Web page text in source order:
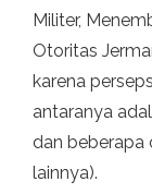
Militer,
Otoritas
karena
antaranya
dan beberapa
lainnya).